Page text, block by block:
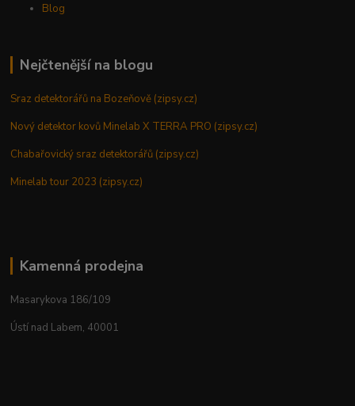
Blog
Nejčtenější na blogu
Sraz detektorářů na Bozeňově (zipsy.cz)
Nový detektor kovů Minelab X TERRA PRO (zipsy.cz)
Chabařovický sraz detektorářů (zipsy.cz)
Minelab tour 2023 (zipsy.cz)
Kamenná prodejna
Masarykova 186/109
Ústí nad Labem, 40001